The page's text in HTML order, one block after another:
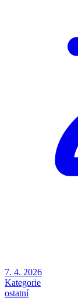
7. 4. 2026
Kategorie
ostatní